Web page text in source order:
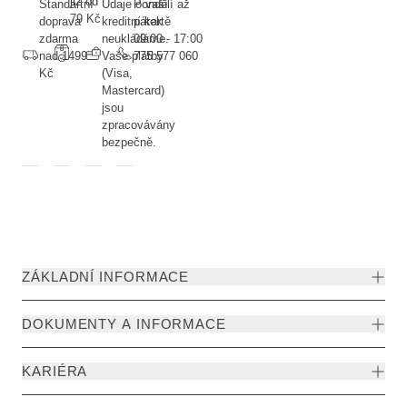
Standartní
doprava
zdarma
nad 1499
Kč
79 Kč
Údaje o vaší
kreditní kartě
neukládáme.
Vaše platby
(Visa,
Mastercard)
jsou
zpracovávány
bezpečně.
Pondělí až
pátek
09:00 - 17:00
775 577 060
ZÁKLADNÍ INFORMACE
DOKUMENTY A INFORMACE
KARIÉRA